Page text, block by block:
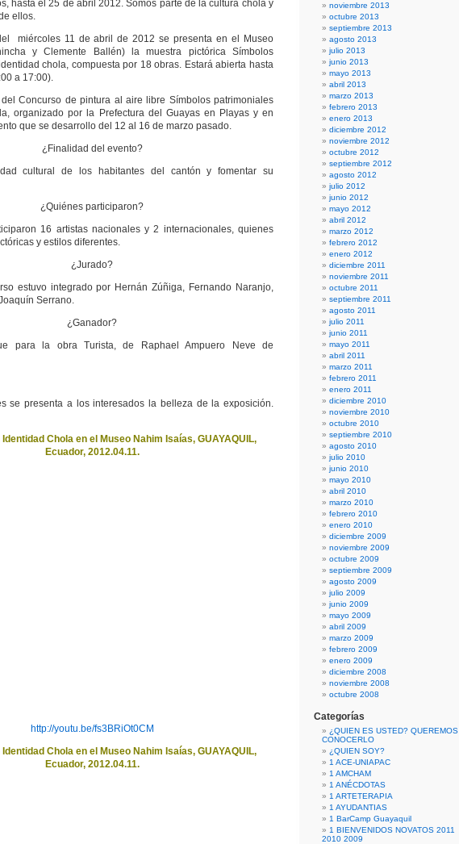
hasta el 25 de abril 2012. Somos parte de la cultura chola y
ellos.
miércoles 11 de abril de 2012 se presenta en el Museo
y Clemente Ballén) la muestra pictórica Símbolos
chola, compuesta por 18 obras. Estará abierta hasta
a 17:00).
Concurso de pintura al aire libre Símbolos patrimoniales
organizado por la Prefectura del Guayas en Playas y en
que se desarrollo del 12 al 16 de marzo pasado.
¿Finalidad del evento?
cultural de los habitantes del cantón y fomentar su
¿Quiénes participaron?
16 artistas nacionales y 2 internacionales, quienes
y estilos diferentes.
¿Jurado?
estuvo integrado por Hernán Zúñiga, Fernando Naranjo,
Serrano.
¿Ganador?
para la obra Turista, de Raphael Ampuero Neve de
se presenta a los interesados la belleza de la exposición.
Chola en el Museo Nahim Isaías, GUAYAQUIL,
Ecuador, 2012.04.11.
http://youtu.be/fs3BRiOt0CM
Chola en el Museo Nahim Isaías, GUAYAQUIL,
Ecuador, 2012.04.11.
noviembre 2013
octubre 2013
septiembre 2013
agosto 2013
julio 2013
junio 2013
mayo 2013
abril 2013
marzo 2013
febrero 2013
enero 2013
diciembre 2012
noviembre 2012
octubre 2012
septiembre 2012
agosto 2012
julio 2012
junio 2012
mayo 2012
abril 2012
marzo 2012
febrero 2012
enero 2012
diciembre 2011
noviembre 2011
octubre 2011
septiembre 2011
agosto 2011
julio 2011
junio 2011
mayo 2011
abril 2011
marzo 2011
febrero 2011
enero 2011
diciembre 2010
noviembre 2010
octubre 2010
septiembre 2010
agosto 2010
julio 2010
junio 2010
mayo 2010
abril 2010
marzo 2010
febrero 2010
enero 2010
diciembre 2009
noviembre 2009
octubre 2009
septiembre 2009
agosto 2009
julio 2009
junio 2009
mayo 2009
abril 2009
marzo 2009
febrero 2009
enero 2009
diciembre 2008
noviembre 2008
octubre 2008
Categorías
¿QUIEN ES USTED? QUEREMOS
CONOCERLO
¿QUIEN SOY?
1 ACE-UNIAPAC
1 AMCHAM
1 ANÉCDOTAS
1 ARTETERAPIA
1 AYUDANTIAS
1 BarCamp Guayaquil
1 BIENVENIDOS NOVATOS 2011
2010 2009